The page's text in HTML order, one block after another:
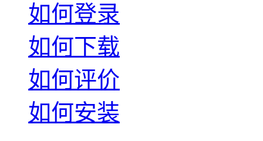
如何登录
如何下载
如何评价
如何安装